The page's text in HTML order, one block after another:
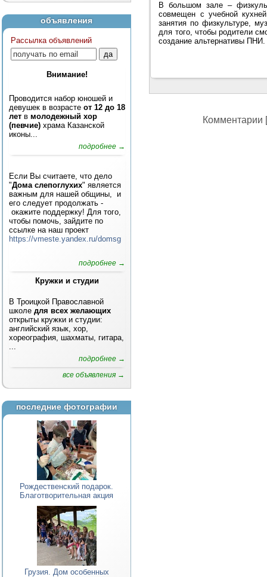
объявления
Рассылка объявлений
Внимание!
Проводится набор юношей и
девушек в возрасте от 12 до 18
лет в молодежный хор
(певчие) храма Казанской
иконы...
подробнее →
Если Вы считаете, что дело
"Дома слепоглухих" является
важным для нашей общины, и
его следует продолжать -
окажите поддержку! Для того,
чтобы помочь, зайдите по
ссылке на наш проект
https://vmeste.yandex.ru/domsg
подробнее →
Кружки и студии
В Троицкой Православной
школе для всех желающих
открыты кружки и студии:
английский язык, хор,
хореография, шахматы, гитара,
...
подробнее →
все объявления →
последние фотографии
Рождественский подарок.
Благотворительная акция
Грузия. Дом особенных
В большом зале –
совмещен с учебной
занятия по физкультуре,
для того, чтобы родители
создание альтернативы ПНИ.
Комментарии